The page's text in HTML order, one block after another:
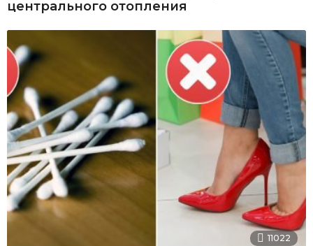
центрального отопления
11022